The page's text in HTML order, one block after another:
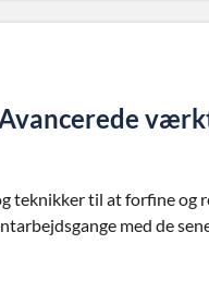
teknikker til at forfine og
med de